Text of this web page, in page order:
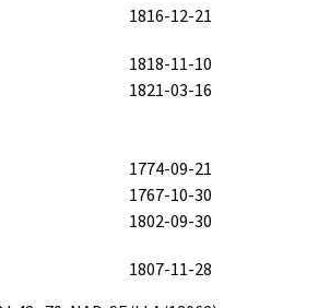
1816-12-21
1818-11-10
1821-03-16
1774-09-21
1767-10-30
1802-09-30
1807-11-28